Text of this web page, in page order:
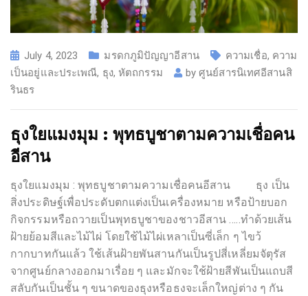
July 4, 2023 มรดกภูมิปัญญาอีสาน ความเชื่อ, ความ
เป็นอยู่และประเพณี, ธุง,หัตถกรรม byศูนย์สารนิเทศอีสานสิ
รินธร
ธุงใยแมงมุม : พุทธบูชาตามความเชื่อคน
อีสาน
ธุงใยแมงมุม : พุทธบูชาตามความเชื่อคนอีสาน ธุง เป็น
สิ่งประดิษฐ์เพื่อประดับตกแต่งเป็นเครื่องหมาย หรือป้ายบอก
กิจกรรมหรือถวายเป็นพุทธบูชาของชาวอีสาน …..ทำด้วยเส้น
ฝ้ายย้อมสีและไม้ไผ่ โดยใช้ไม้ไผ่เหลาเป็นซี่เล็ก ๆ ไขว้
กากบาทกันแล้ว ใช้เส้นฝ้ายพันสานกันเป็นรูปสี่เหลี่ยมจัตุรัส
จากศูนย์กลางออกมาเรื่อย ๆ และมักจะใช้ฝ้ายสีพันเป็นแถบสี
สลับกันเป็นชั้น ๆ ขนาดของธุงหรือธงจะเล็กใหญ่ต่าง ๆ กัน